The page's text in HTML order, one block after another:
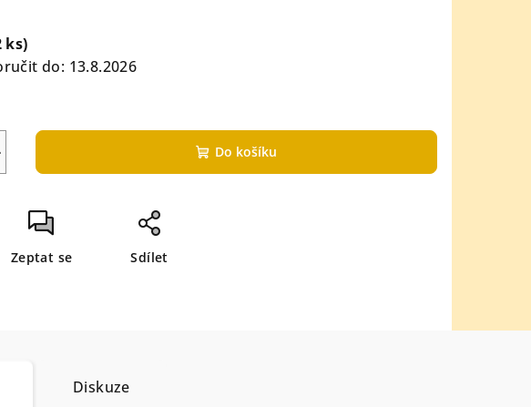
ks)
do: 13.8.2026
Do košíku
Zeptat se Sdílet
Diskuze